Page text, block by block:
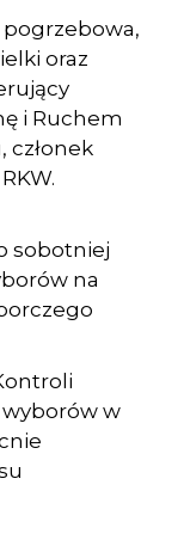
pogrzebowa,
oraz
i Ruchem
członek
sobotniej
na
wyborów w